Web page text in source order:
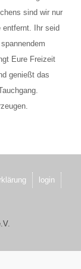
sind wir nur
entfernt. Ihr seid
Eure Freizeit
genießt das
login